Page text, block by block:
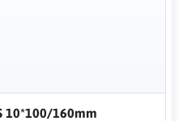
10*100/160mm